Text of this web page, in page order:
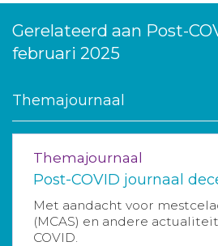
Gerelateerd aan Post-
februari 2025
Themajournaal
Themajournaal
Post-COVID journaal
Met aandacht voor
(MCAS) en andere
COVID.